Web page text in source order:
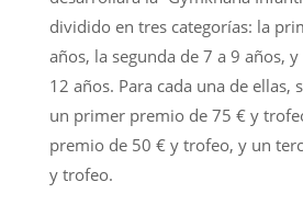
dividido en tres categorías: la
años, la segunda de 7 a 9 años,
12 años. Para cada una de ellas,
un primer premio de 75 € y
premio de 50 € y trofeo, y un
y trofeo.